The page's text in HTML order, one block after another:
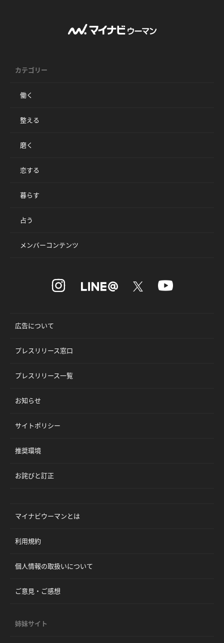
カテゴリー
働く
整える
磨く
恋する
暮らす
占う
メンバーコンテンツ
広告について
プレスリリース窓口
プレスリリース一覧
お知らせ
サイトポリシー
推奨環境
お詫びと訂正
マイナビウーマンとは
利用規約
個人情報の取扱いについて
ご意見・ご感想
姉妹サイト